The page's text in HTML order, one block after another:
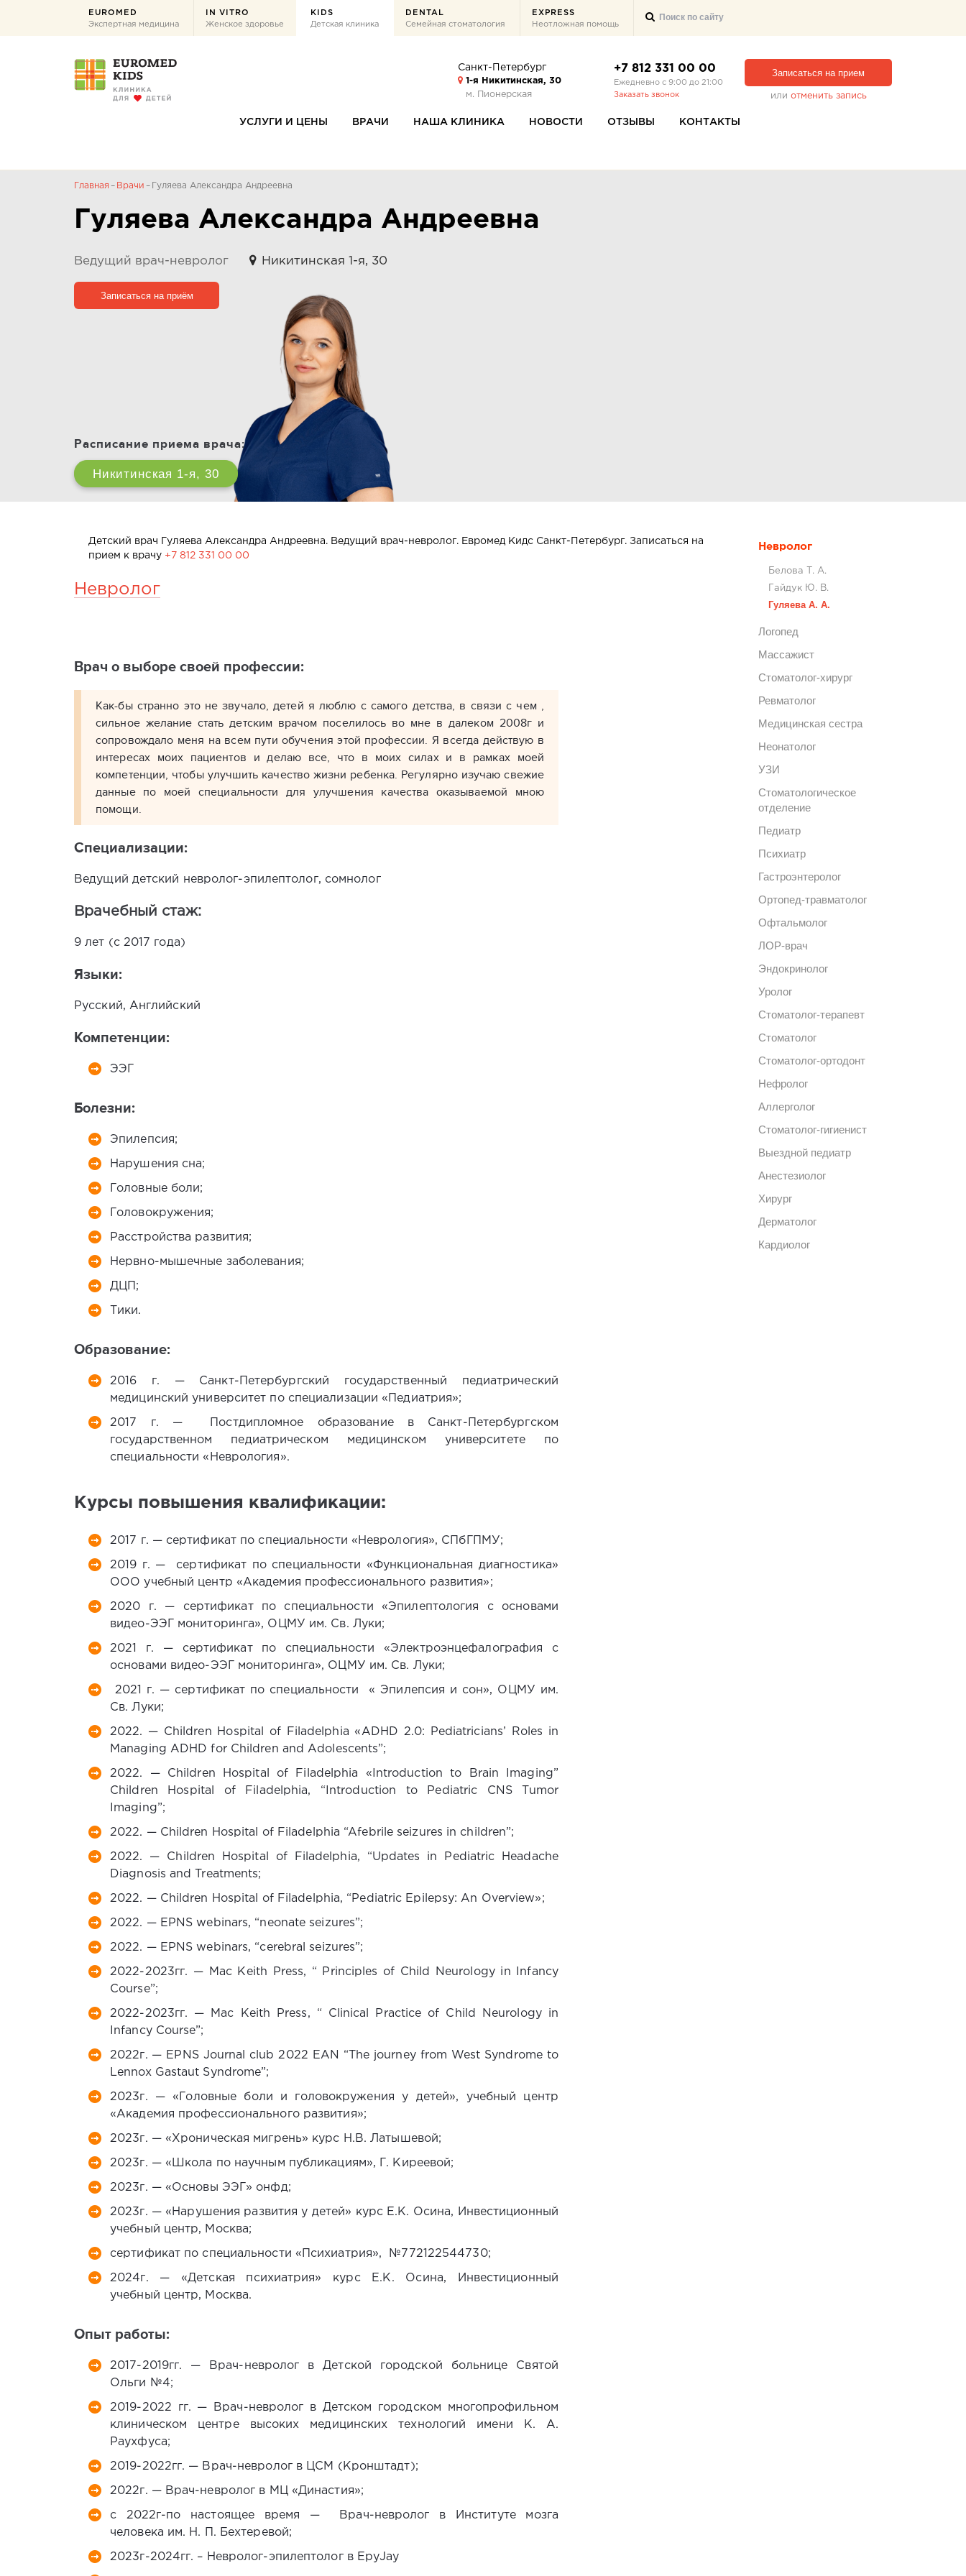
EUROMED
Экспертная медицина
IN VITRO
Женское здоровье
KIDS
Детская клиника
DENTAL
Семейная стоматология
EXPRESS
Неотложная помощь
Санкт-Петербург
1-я Никитинская, 30
м. Пионерская
+7 812 331 00 00
Ежедневно с 9:00 до 21:00
Заказать звонок
Записаться на прием
или отменить запись
УСЛУГИ И ЦЕНЫ ВРАЧИ НАША КЛИНИКА НОВОСТИ ОТЗЫВЫ КОНТАКТЫ
Главная Врачи Гуляева Александра Андреевна
Гуляева Александра Андреевна
Ведущий врач-невролог Никитинская 1-я, 30
Записаться на приём
Расписание приема врача:
Никитинская 1-я, 30
Невролог
Белова Т. А.
Гайдук Ю. В.
Гуляева А. А.
Логопед
Массажист
Стоматолог-хирург
Ревматолог
Медицинская сестра
Неонатолог
УЗИ
Стоматологическое
отделение
Педиатр
Психиатр
Гастроэнтеролог
Ортопед-травматолог
Офтальмолог
ЛОР-врач
Эндокринолог
Уролог
Стоматолог-терапевт
Стоматолог
Стоматолог-ортодонт
Нефролог
Аллерголог
Стоматолог-гигиенист
Выездной педиатр
Анестезиолог
Хирург
Дерматолог
Кардиолог
Детский врач Гуляева Александра Андреевна. Ведущий врач-невролог. Евромед Кидс Санкт-Петербург. Записаться на
прием к врачу +7 812 331 00 00
Невролог
Врач о выборе своей профессии:
Как-бы странно это не звучало, детей я люблю с самого детства, в связи с чем ,
сильное желание стать детским врачом поселилось во мне в далеком 2008г и
сопровождало меня на всем пути обучения этой профессии. Я всегда действую в
интересах моих пациентов и делаю все, что в моих силах и в рамках моей
компетенции, чтобы улучшить качество жизни ребенка. Регулярно изучаю свежие
данные по моей специальности для улучшения качества оказываемой мною
помощи.
Специализации:
Ведущий детский невролог-эпилептолог, сомнолог
Врачебный стаж:
9 лет (с 2017 года)
Языки:
Русский, Английский
Компетенции:
ЭЭГ
Болезни:
Эпилепсия;
Нарушения сна;
Головные боли;
Головокружения;
Расстройства развития;
Нервно-мышечные заболевания;
ДЦП;
Тики.
Образование:
2016 г. — Санкт-Петербургский государственный педиатрический
медицинский университет по специализации «Педиатрия»;
2017 г. — Постдипломное образование в Санкт-Петербургском
государственном педиатрическом медицинском университете по
специальности «Неврология».
Курсы повышения квалификации:
2017 г. — сертификат по специальности «Неврология», СПбГПМУ;
2019 г. — сертификат по специальности «Функциональная диагностика»
ООО учебный центр «Академия профессионального развития»;
2020 г. — сертификат по специальности «Эпилептология с основами
видео-ЭЭГ мониторинга», ОЦМУ им. Св. Луки;
2021 г. — сертификат по специальности «Электроэнцефалография с
основами видео-ЭЭГ мониторинга», ОЦМУ им. Св. Луки;
2021 г. — сертификат по специальности « Эпилепсия и сон», ОЦМУ им.
Св. Луки;
2022. — Children Hospital of Filadelphia «ADHD 2.0: Pediatricians’ Roles in
Managing ADHD for Children and Adolescents”;
2022. — Children Hospital of Filadelphia «Introduction to Brain Imaging”
Children Hospital of Filadelphia, “Introduction to Pediatric CNS Tumor
Imaging”;
2022. — Children Hospital of Filadelphia “Afebrile seizures in children”;
2022. — Children Hospital of Filadelphia, “Updates in Pediatric Headache
Diagnosis and Treatments;
2022. — Children Hospital of Filadelphia, “Pediatric Epilepsy: An Overview»;
2022. — EPNS webinars, “neonate seizures”;
2022. — EPNS webinars, “cerebral seizures”;
2022-2023гг. — Mac Keith Press, “ Principles of Child Neurology in Infancy
Course”;
2022-2023гг. — Mac Keith Press, “ Clinical Practice of Child Neurology in
Infancy Course”;
2022г. — EPNS Journal club 2022 EAN “The journey from West Syndrome to
Lennox Gastaut Syndrome”;
2023г. — «Головные боли и головокружения у детей», учебный центр
«Академия профессионального развития»;
2023г. — «Хроническая мигрень» курс Н.В. Латышевой;
2023г. — «Школа по научным публикациям», Г. Киреевой;
2023г. — «Основы ЭЭГ» онфд;
2023г. — «Нарушения развития у детей» курс Е.К. Осина, Инвестиционный
учебный центр, Москва;
сертификат по специальности «Психиатрия», №772122544730;
2024г. — «Детская психиатрия» курс Е.К. Осина, Инвестиционный
учебный центр, Москва.
Опыт работы:
2017-2019гг. — Врач-невролог в Детской городской больнице Святой
Ольги №4;
2019-2022 гг. — Врач-невролог в Детском городском многопрофильном
клиническом центре высоких медицинских технологий имени К. А.
Раухфуса;
2019-2022гг. — Врач-невролог в ЦСМ (Кронштадт);
2022г. — Врач-невролог в МЦ «Династия»;
с 2022г-по настоящее время — Врач-невролог в Институте мозга
человека им. Н. П. Бехтеревой;
2023г-2024гг. – Невролог-эпилептолог в EpyJay